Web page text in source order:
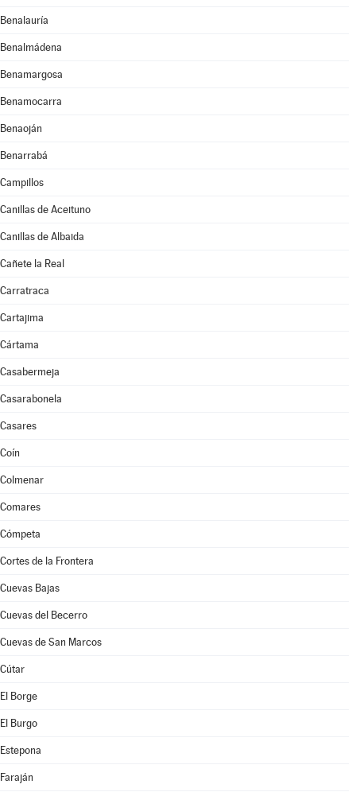
Benalauría
Benalmádena
Benamargosa
Benamocarra
Benaoján
Benarrabá
Campillos
Canillas de Aceituno
Canillas de Albaida
Cañete la Real
Carratraca
Cartajima
Cártama
Casabermeja
Casarabonela
Casares
Coín
Colmenar
Comares
Cómpeta
Cortes de la Frontera
Cuevas Bajas
Cuevas del Becerro
Cuevas de San Marcos
Cútar
El Borge
El Burgo
Estepona
Faraján